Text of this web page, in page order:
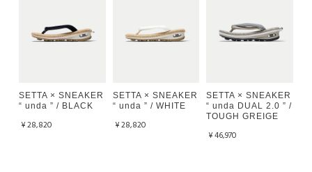
SETTA × SNEAKER
“ unda ” / BLACK
¥28,820
SETTA × SNEAKER
“ unda ” / WHITE
¥28,820
SETTA × SNEAKER
“ unda DUAL 2.0 ” /
TOUGH GREIGE
¥46,970